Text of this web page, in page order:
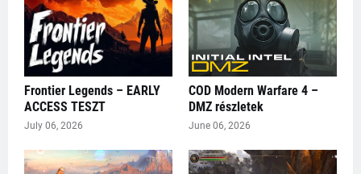
Frontier Legends – EARLY
ACCESS TESZT
July 06, 2026
COD Modern Warfare 4 –
DMZ részletek
June 06, 2026